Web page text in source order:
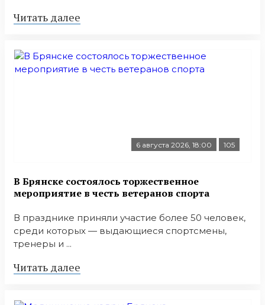
Читать далее
6 августа 2026, 18:00 105
В Брянске состоялось торжественное
мероприятие в честь ветеранов спорта
В празднике приняли участие более 50 человек,
среди которых — выдающиеся спортсмены,
тренеры и ...
Читать далее